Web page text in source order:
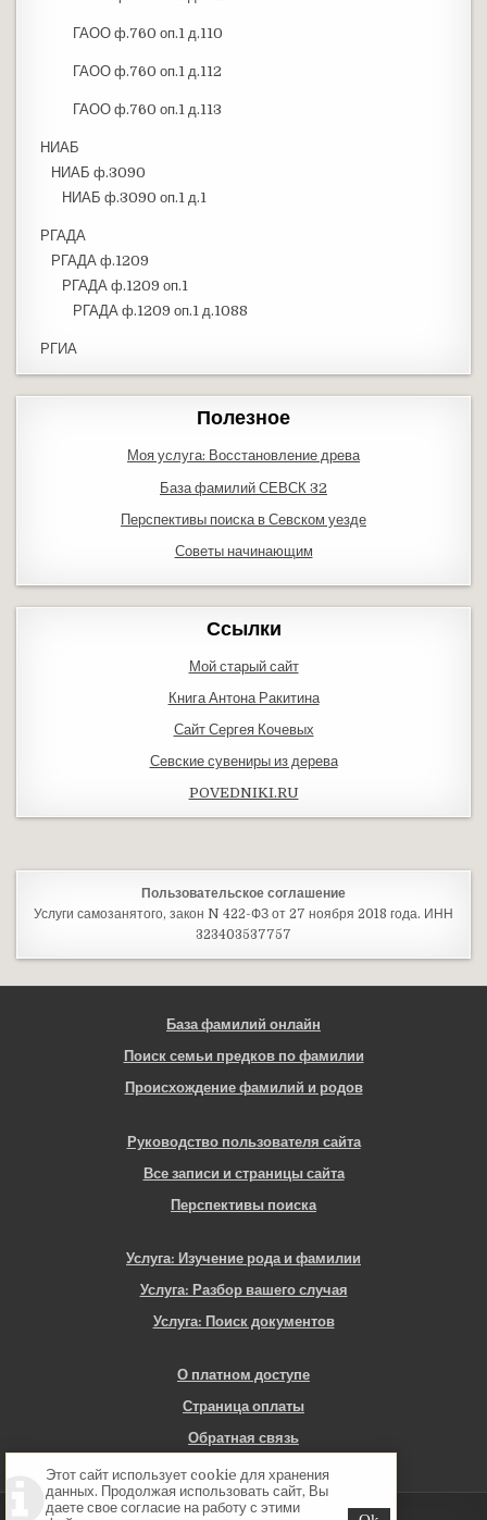
ГАОО ф.760 оп.1 д.110
ГАОО ф.760 оп.1 д.112
ГАОО ф.760 оп.1 д.113
НИАБ
НИАБ ф.3090
НИАБ ф.3090 оп.1 д.1
РГАДА
РГАДА ф.1209
РГАДА ф.1209 оп.1
РГАДА ф.1209 оп.1 д.1088
РГИА
Полезное
Моя услуга: Восстановление древа
База фамилий СЕВСК 32
Перспективы поиска в Севском уезде
Советы начинающим
Ссылки
Мой старый сайт
Книга Антона Ракитина
Сайт Сергея Кочевых
Севские сувениры из дерева
POVEDNIKI.RU
Пользовательское соглашение
Услуги самозанятого, закон N 422-ФЗ от 27 ноября 2018 года. ИНН
323403537757
База фамилий онлайн
Поиск семьи предков по фамилии
Происхождение фамилий и родов
Руководство пользователя сайта
Все записи и страницы сайта
Перспективы поиска
Услуга: Изучение рода и фамилии
Услуга: Разбор вашего случая
Услуга: Поиск документов
О платном доступе
Страница оплаты
Обратная связь
Copyright © 2026 Севская Генеалогия
Этот сайт использует cookie для хранения
данных. Продолжая использовать сайт, Вы
даете свое согласие на работу с этими